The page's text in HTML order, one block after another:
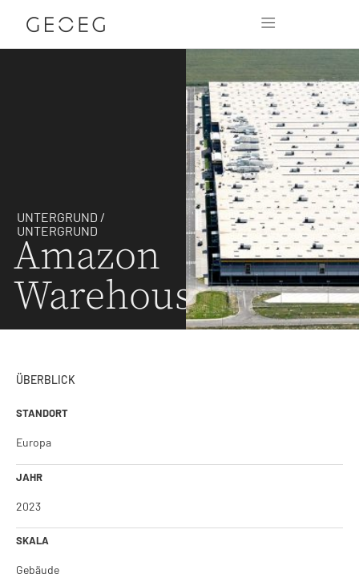
UNTERGRUND /
UNTERGRUND
Amazon
Warehouses
ÜBERBLICK
STANDORT
Europa
JAHR
2023
SKALA
Gebäude